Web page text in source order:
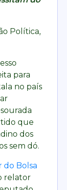
Política,
para
no país
que
dos
sem dó.
do Bolsa
relator